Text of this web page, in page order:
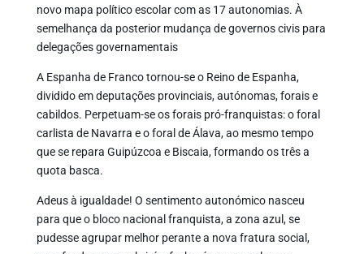
novo mapa político escolar com as 17 autonomias. À
semelhança da posterior mudança de governos civis para
delegações governamentais
A Espanha de Franco tornou-se o Reino de Espanha,
dividido em deputações provinciais, autónomas, forais e
cabildos. Perpetuam-se os forais pró-franquistas: o foral
carlista de Navarra e o foral de Álava, ao mesmo tempo
que se repara Guipúzcoa e Biscaia, formando os três a
quota basca.
Adeus à igualdade! O sentimento autonómico nasceu
para que o bloco nacional franquista, a zona azul, se
pudesse agrupar melhor perante a nova fratura social,